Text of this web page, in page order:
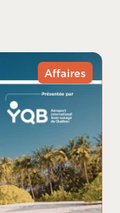
Affaires